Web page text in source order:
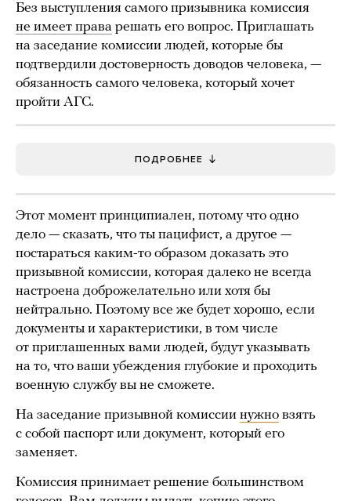
Без выступления самого призывника комиссия
не имеет права решать его вопрос. Приглашать
на заседание комиссии людей, которые бы
подтвердили достоверность доводов человека, —
обязанность самого человека, который хочет
пройти АГС.
ПОДРОБНЕЕ
Этот момент принципиален, потому что одно
дело — сказать, что ты пацифист, а другое —
постараться каким-то образом доказать это
призывной комиссии, которая далеко не всегда
настроена доброжелательно или хотя бы
нейтрально. Поэтому все же будет хорошо, если
документы и характеристики, в том числе
от приглашенных вами людей, будут указывать
на то, что ваши убеждения глубокие и проходить
военную службу вы не сможете.
На заседание призывной комиссии нужно взять
с собой паспорт или документ, который его
заменяет.
Комиссия принимает решение большинством